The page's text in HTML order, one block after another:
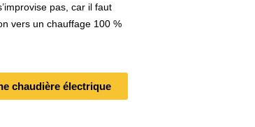
pas, car il faut
vers un chauffage 100 %
chaudière électrique